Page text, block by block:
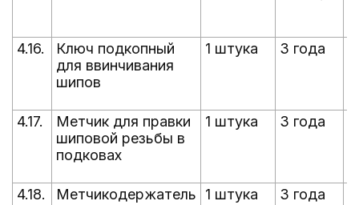
4.16.
Ключ подкопный
для ввинчивания
шипов
1 штука 3 года
4.17.
Метчик для правки
шиповой резьбы в
подковах
1 штука 3 года
4.18.
Метчикодержатель 1 штука 3 года